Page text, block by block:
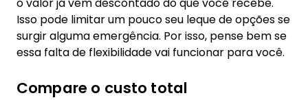
o valor já vem descontado do que você recebe.
Isso pode limitar um pouco seu leque de opções se
surgir alguma emergência. Por isso, pense bem se
essa falta de flexibilidade vai funcionar para você.
Compare o custo total